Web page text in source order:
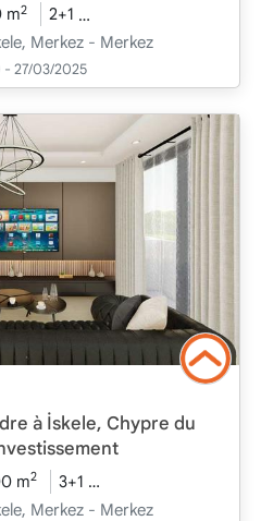
m2 2+1
Merkez - Merkez
27/03/2025
à İskele, Chypre du
m2 3+1
Merkez - Merkez